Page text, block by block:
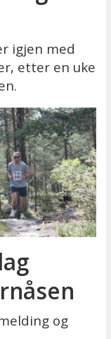
igjen med
etter en uke
og